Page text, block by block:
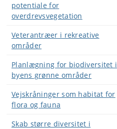
potentiale for
overdrevsvegetation
Veterantræer i rekreative
områder
Planlægning for biodiversitet i
byens grønne områder
Vejskråninger som habitat for
flora og fauna
Skab større diversitet i